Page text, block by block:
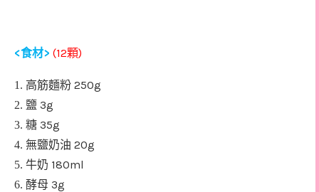
<食材> (12顆)
1. 高筋麵粉 250g
2. 鹽 3g
3. 糖 35g
4. 無鹽奶油 20g
5. 牛奶 180ml
6. 酵母 3g